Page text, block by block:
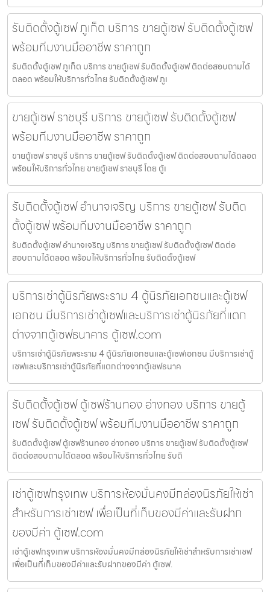
รับติดตั้งตู้เซฟ ภูเก็ต บริการ ขายตู้เซฟ รับติดตั้งตู้เซฟ
พร้อมทีมงานมืออาชีพ ราคาถูก
รับติดตั้งตู้เซฟ ภูเก็ต บริการ ขายตู้เซฟ รับติดตั้งตู้เซฟ ติดต่อสอบถามได้
ตลอด พร้อมให้บริการทั่วไทย รับติดตั้งตู้เซฟ ภูเ
ขายตู้เซฟ ราชบุรี บริการ ขายตู้เซฟ รับติดตั้งตู้เซฟ
พร้อมทีมงานมืออาชีพ ราคาถูก
ขายตู้เซฟ ราชบุรี บริการ ขายตู้เซฟ รับติดตั้งตู้เซฟ ติดต่อสอบถามได้ตลอด
พร้อมให้บริการทั่วไทย ขายตู้เซฟ ราชบุรี โดย ตู้เ
รับติดตั้งตู้เซฟ อำนาจเจริญ บริการ ขายตู้เซฟ รับติด
ตั้งตู้เซฟ พร้อมทีมงานมืออาชีพ ราคาถูก
รับติดตั้งตู้เซฟ อำนาจเจริญ บริการ ขายตู้เซฟ รับติดตั้งตู้เซฟ ติดต่อ
สอบถามได้ตลอด พร้อมให้บริการทั่วไทย รับติดตั้งตู้เซฟ
บริการเช่าตู้นิรภัยพระราม 4 ตู้นิรภัยเอกชนและตู้เซฟ
เอกชน มีบริการเช่าตู้เซฟและบริการเช่าตู้นิรภัยที่แตก
ต่างจากตู้เซฟธนาคาร ตู้เซฟ.com
บริการเช่าตู้นิรภัยพระราม 4 ตู้นิรภัยเอกชนและตู้เซฟเอกชน มีบริการเช่าตู้
เซฟและบริการเช่าตู้นิรภัยที่แตกต่างจากตู้เซฟธนาค
รับติดตั้งตู้เซฟ ตู้เซฟร้านทอง อ่างทอง บริการ ขายตู้
เซฟ รับติดตั้งตู้เซฟ พร้อมทีมงานมืออาชีพ ราคาถูก
รับติดตั้งตู้เซฟ ตู้เซฟร้านทอง อ่างทอง บริการ ขายตู้เซฟ รับติดตั้งตู้เซฟ
ติดต่อสอบถามได้ตลอด พร้อมให้บริการทั่วไทย รับติ
เช่าตู้เซฟกรุงเทพ บริการห้องมั่นคงมีกล่องนิรภัยให้เช่า
สำหรับการเช่าเซฟ เพื่อเป็นที่เก็บของมีค่าและรับฝาก
ของมีค่า ตู้เซฟ.com
เช่าตู้เซฟกรุงเทพ บริการห้องมั่นคงมีกล่องนิรภัยให้เช่าสำหรับการเช่าเซฟ
เพื่อเป็นที่เก็บของมีค่าและรับฝากของมีค่า ตู้เซฟ.